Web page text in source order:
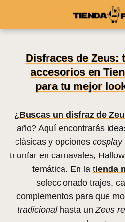
Disfraces de Zeus:
accesorios en
para tu mejor
¿Buscas un disfraz de
año? Aquí encontrarás
clásicas y opciones cosplay
triunfar en carnavales,
temática. En la tienda
seleccionado trajes,
complementos para que
tradicionalhasta unZeus